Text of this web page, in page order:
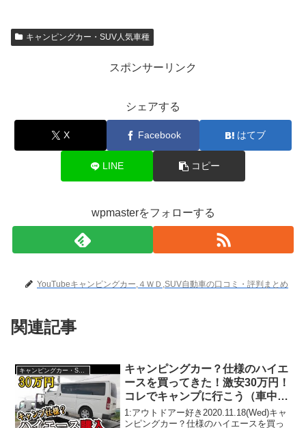
キャンピングカー・SUV人気車種
スポンサーリンク
シェアする
X Facebook はてブ
LINE コピー
wpmasterをフォローする
YouTubeキャンピングカー,４ＷＤ,SUV自動車の口コミ・評判まとめ
関連記事
キャンピングカー・SUV人気車種
キャンピングカー？仕様のハイエ
ースを買ってきた！激安30万円！
コレでキャンプに行こう（車中
泊）
1:アウトドアー好き2020.11.18(Wed)キャ
ンピングカー？仕様のハイエースを買っ